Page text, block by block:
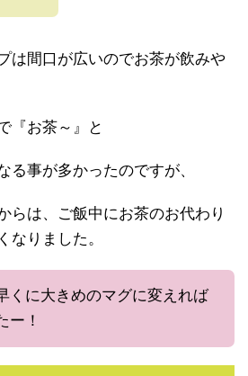
は間口が広いのでお茶が飲みや
『お茶～』と
る事が多かったのですが、
らは、ご飯中にお茶のお代わり
なりました。
くに大きめのマグに変えれば
ー！